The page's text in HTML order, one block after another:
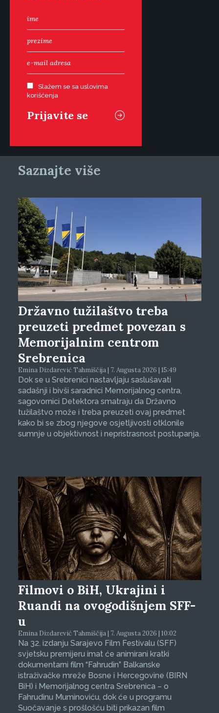
Slažem se sa uslovima
korišćenja
Saznajte više
Državno tužilaštvo treba
preuzeti predmet povezan s
Memorijalnim centrom
Srebrenica
Emina Dizdarević Tahmiščija | 7. Augusta 2026 | 15:49
Dok se u Srebrenici nastavljaju saslušavati
sadašnji i bivši saradnici Memorijalnog centra,
sagovornici Detektora smatraju da Državno
tužilaštvo može i treba preuzeti ovaj predmet
kako bi se zbog njegove osjetljivosti otklonile
sumnje u objektivnost i nepristrasnost postupanja.
Filmovi o BiH, Ukrajini i
Ruandi na ovogodišnjem SFF-
u
Emina Dizdarević Tahmiščija | 7. Augusta 2026 | 10:02
Na 32. izdanju Sarajevo Film Festivalu (SFF)
svjetsku premijeru imat će animirani kratki
dokumentarni film “Fahrudin” Balkanske
istraživačke mreže Bosne i Hercegovine (BIRN
BiH) i Memorijalnog centra Srebrenica – o
Fahrudinu Muminoviću, dok će u programu
Suočavanje s prošlošću biti prikazan film